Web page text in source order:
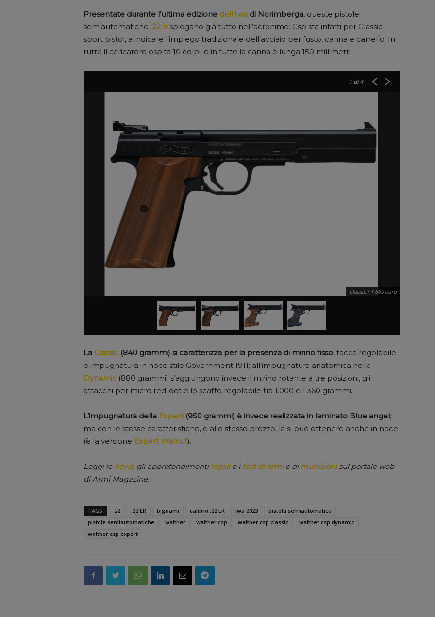
Presentate durante l’ultima edizione dell’Iwa di Norimberga, queste pistole
semiautomatiche .22 lrspiegano già tutto nell’acronimo: Csp sta infatti per Classic
sport pistol, a indicare l’impiego tradizionale dell’acciaio per fusto, canna e carrello. In
tutte il caricatore ospita 10 colpi; e in tutte la canna è lunga 150 millimetri.
1di 4
Classic • 1.669 euro
La Classic (840 grammi) si caratterizza per la presenza di mirino fisso, tacca regolabile
e impugnatura in noce stile Government 1911; all’impugnatura anatomica nella
Dynamic (880 grammi) s’aggiungono invece il mirino rotante a tre posizioni, gli
attacchi per micro red-dot e lo scatto regolabile tra 1.000 e 1.360 grammi.
L’impugnatura della Expert(950 grammi) è invece realizzata in laminato Blue angel;
ma con le stesse caratteristiche, e allo stesso prezzo, la si può ottenere anche in noce
(è la versione Expert Walnut).
Leggi le news, gli approfondimentilegali e i test di armie dimunizioni sul portale web
di Armi Magazine.
TAGS .22 .22 LR bignami calibro .22 LR iwa 2023
pistola semiautomatica
pistole semiautomatiche
walther walther csp walther csp classic
walther csp dynamic
walther csp expert